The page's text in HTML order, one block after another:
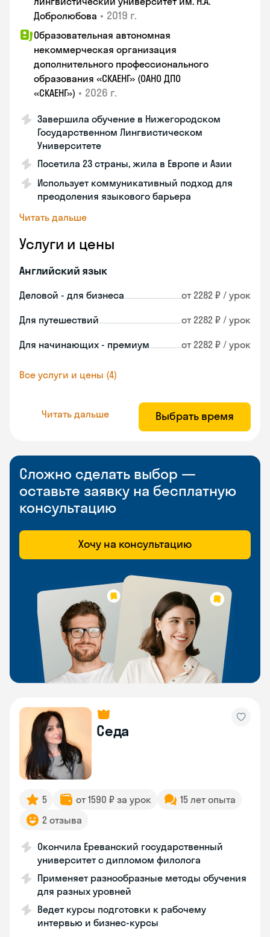
Добролюбова • 2019 г.
Образовательная автономная
некоммерческая организация
дополнительного профессионального
образования «СКАЕНГ» (ОАНО ДПО
«СКАЕНГ») • 2026 г.
Завершила обучение в Нижегородском
Государственном Лингвистическом
Университете
Посетила 23 страны, жила в Европе и Азии
Использует коммуникативный подход для
преодоления языкового барьера
Читать дальше
Услуги и цены
Английский язык
Деловой - для бизнеса от 2282 ₽ / урок
Для путешествий от 2282 ₽ / урок
Для начинающих - премиум от 2282 ₽ / урок
Все услуги и цены (4)
Читать дальше Выбрать время
Сложно сделать выбор —
оставьте заявку на бесплатную
консультацию
Хочу на консультацию
Седа
5 от 1590 ₽ за урок
15 лет опыта
2 отзыва
Окончила Ереванский государственный
университет с дипломом филолога
Применяет разнообразные методы обучения
для разных уровней
Ведет курсы подготовки к рабочему
интервью и бизнес-курсы